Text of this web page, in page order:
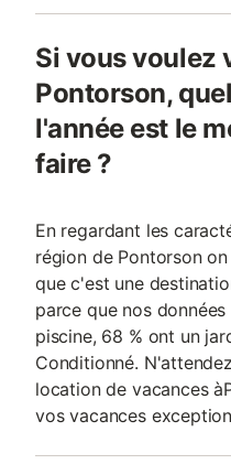
Si vous voulez
Pontorson,
l'année est le
faire ?
En regardant les
région de Pontorson
que c'est une
parce que nos
piscine, 68 % ont un
Conditionné.
location de vacances
vos vacances